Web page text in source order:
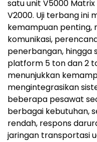
satu unit V5000 Matrix
V2000. Uji terbang ini
kemampuan penting,
komunikasi,
penerbangan, hingga
platform 5 ton dan 2
menunjukkan
mengintegrasikan
beberapa pesawat
berbagai kebutuhan,
rendah, respons
jaringan transportasi